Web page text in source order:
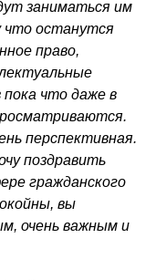
заниматься им
что останутся
право,
что даже в
перспективная.
поздравить
гражданского
вы
очень важным и